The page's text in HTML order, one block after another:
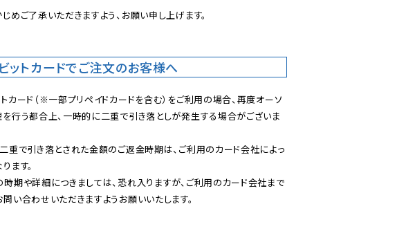
めご了承いただきますよう、お願い申し上げます。
ットカードでご注文のお客様へ
カード（※一部プリペイドカードを含む）をご利用の場合、再度オーソ
を行う都合上、一時的に二重で引き落としが発生する場合がございま
二重で引き落とされた金額のご返金時期は、ご利用のカード会社によっ
ます。
期や詳細につきましては、恐れ入りますが、ご利用のカード会社まで
い合わせいただきますようお願いいたします。